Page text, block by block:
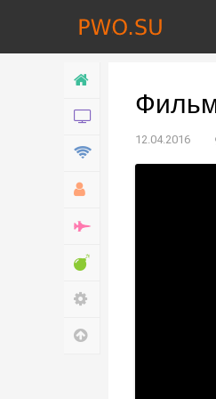
Новости
12.04.2016